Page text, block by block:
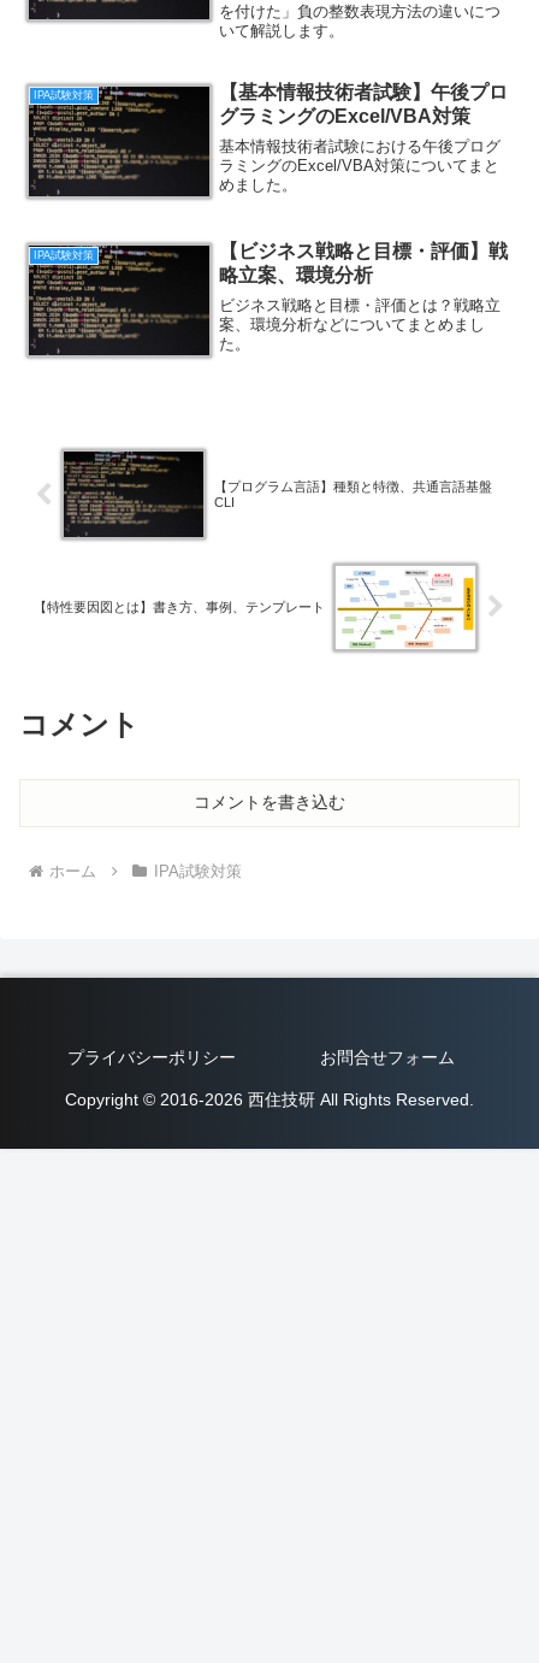
を付けた」負の整数表現方法の違いにつ
いて解説します。
IPA試験対策
【基本情報技術者試験】午後プロ
グラミングのExcel/VBA対策
基本情報技術者試験における午後プログ
ラミングのExcel/VBA対策についてまと
めました。
IPA試験対策
【ビジネス戦略と目標・評価】戦
略立案、環境分析
ビジネス戦略と目標・評価とは？戦略立
案、環境分析などについてまとめまし
た。
【プログラム言語】種類と特徴、共通言語基盤
CLI
【特性要因図とは】書き方、事例、テンプレート
コメント
コメントを書き込む
ホーム IPA試験対策
プライバシーポリシー お問合せフォーム
Copyright © 2016-2026 西住技研 All Rights Reserved.